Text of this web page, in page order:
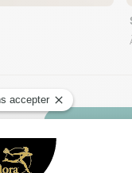
Faire livrer